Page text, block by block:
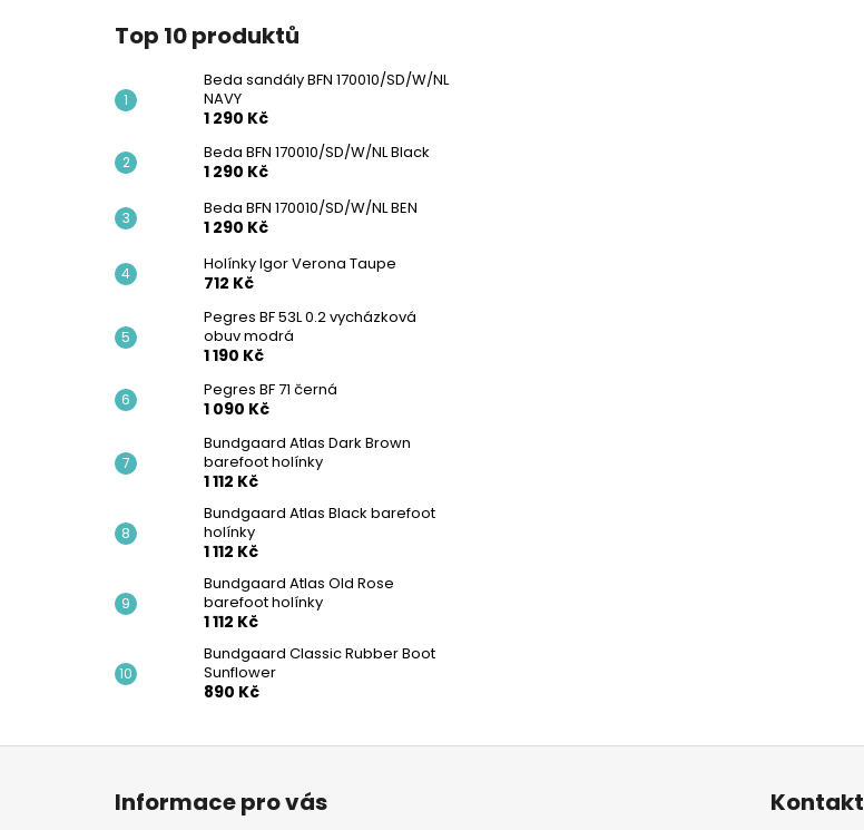
Top 10 produktů
Beda sandály BFN 170010/SD/W/NL
NAVY
1 290 Kč
Beda BFN 170010/SD/W/NL Black
1 290 Kč
Beda BFN 170010/SD/W/NL BEN
1 290 Kč
Holínky Igor Verona Taupe
712 Kč
Pegres BF 53L 0.2 vycházková
obuv modrá
1 190 Kč
Pegres BF 71 černá
1 090 Kč
Bundgaard Atlas Dark Brown
barefoot holínky
1 112 Kč
Bundgaard Atlas Black barefoot
holínky
1 112 Kč
Bundgaard Atlas Old Rose
barefoot holínky
1 112 Kč
Bundgaard Classic Rubber Boot
Sunflower
890 Kč
Z
Informace pro vás Kontakt